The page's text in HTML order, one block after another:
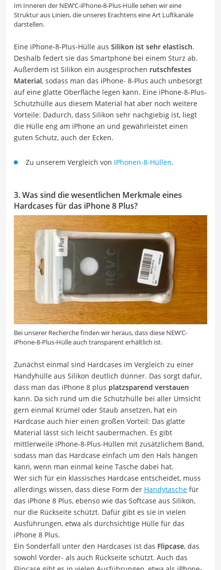
Im Inneren der NEW’C-iPhone-8-Plus-Hülle sehen wir eine
Struktur aus Linien, die unseres Erachtens eine Art Luftkanäle
darstellen.
Eine iPhone-8-Plus-Hülle aus Silikon ist sehr elastisch.
Deshalb federt sie das Smartphone bei einem Sturz ab.
Außerdem ist Silikon ein ausgesprochen rutschfestes
Material, sodass man das iPhone- 8-Plus auch unbesorgt
auf eine glatte Oberfläche legen kann. Eine iPhone-8-Plus-
Schutzhülle aus diesem Material hat aber noch weitere
Vorteile: Dadurch, dass Silikon sehr nachgiebig ist, liegt
die Hülle eng am iPhone an und gewährleistet einen
guten Schutz, auch der Ecken.
Zu unserem Vergleich von IPhonen-8-Hüllen.
3. Was sind die wesentlichen Merkmale eines
Hardcases für das iPhone 8 Plus?
Bei unserer Recherche finden wir heraus, dass diese NEW’C-
iPhone-8-Plus-Hülle auch transparent erhältlich ist.
Zunächst einmal sind Hardcases im Vergleich zu einer
Handyhülle aus Silikon deutlich dünner. Das sorgt dafür,
dass man das iPhone 8 plus platzsparend verstauen
kann. Da sich rund um die Schutzhülle bei aller Umsicht
gern einmal Krümel oder Staub ansetzen, hat ein
Hardcase auch hier einen großen Vorteil: Das glatte
Material lässt sich leicht saubermachen. Es gibt
mittlerweile iPhone-8-Plus-Hüllen mit zusätzlichem Band,
sodass man das Hardcase einfach um den Hals hängen
kann, wenn man einmal keine Tasche dabei hat.
Wer sich für ein klassisches Hardcase entscheidet, muss
allerdings wissen, dass diese Form der Handytasche für
das iPhone 8 Plus, ebenso wie das Softcase aus Silikon,
nur die Rückseite schützt. Dafür gibt es sie in vielen
Ausführungen, etwa als durchsichtige Hülle für das
iPhone 8 Plus.
Ein Sonderfall unter den Hardcases ist das Flipcase, das
sowohl Vorder- als auch Rückseite schützt. Auch das